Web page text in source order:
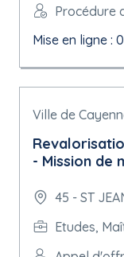
Procédure
Mise en ligne :
Ville de
- Mission de
45 - ST
Etudes,